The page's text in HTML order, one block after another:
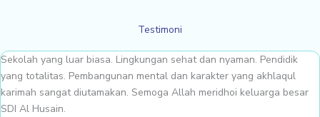
Testimoni
Sekolah yang luar biasa. Lingkungan sehat dan nyaman. Pendidik
yang totalitas. Pembangunan mental dan karakter yang akhlaqul
karimah sangat diutamakan. Semoga Allah meridhoi keluarga besar
SDI Al Husain.